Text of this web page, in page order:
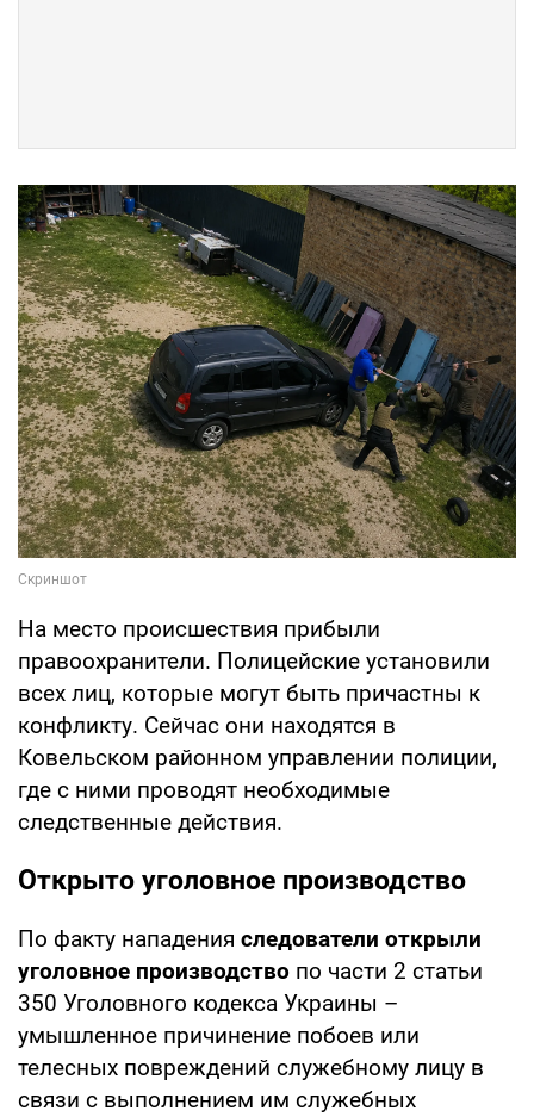
На место происшествия прибыли
правоохранители. Полицейские установили
всех лиц, которые могут быть причастны к
конфликту. Сейчас они находятся в
Ковельском районном управлении полиции,
где с ними проводят необходимые
следственные действия.
Открыто уголовное производство
По факту нападения следователи открыли
уголовное производство по части 2 статьи
350 Уголовного кодекса Украины –
умышленное причинение побоев или
телесных повреждений служебному лицу в
связи с выполнением им служебных